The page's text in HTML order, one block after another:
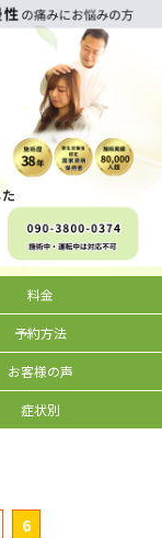
料金
予約方法
お客様の声
症状別
6